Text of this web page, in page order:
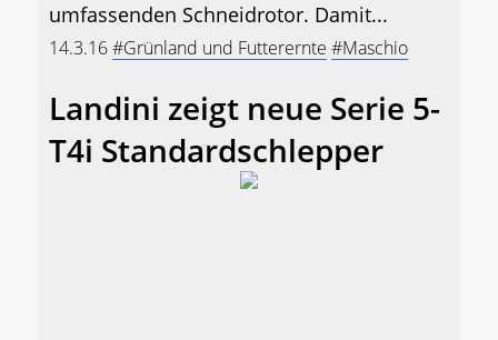
umfassenden Schneidrotor. Damit...
14.3.16#Grünland und Futterernte #Maschio
Landini zeigt neue Serie 5-
T4i Standardschlepper